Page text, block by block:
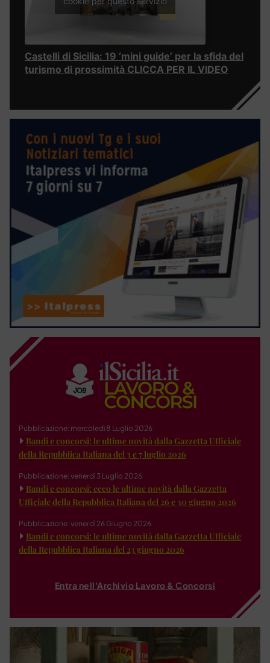
Castelli di Sicilia: 19 ‘mini guide’ per la sfida del
turismo di prossimità CLICCA PER IL VIDEO
Pubblicazione: mercoledì 8 Luglio 2026
Bandi e concorsi: le ultime novità dalla Gazzetta Ufficiale
della Repubblica Italiana del 3 e 7 luglio 2026
Pubblicazione: venerdì 3 Luglio 2026
Bandi e concorsi: ecco le ultime novità dalla Gazzetta
Ufficiale della Repubblica Italiana del 26 e 30 giugno 2026
Pubblicazione: venerdì 26 Giugno 2026
Bandi e concorsi: le ultime novità dalla Gazzetta Ufficiale
della Repubblica Italiana del 23 giugno 2026
Entra nell'Archivio Lavoro & Concorsi